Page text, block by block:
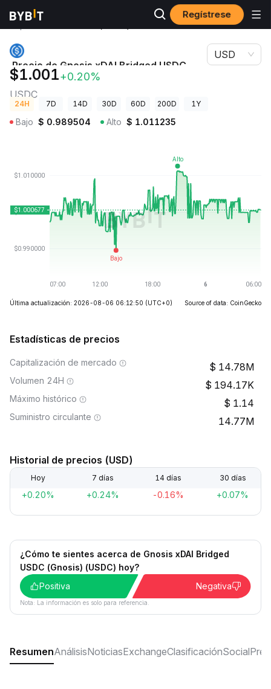
Regístrese
Precios de
Precio de Gnosis xDAI Bridged USDC
Precio de Gnosis xDAI Bridged USDC
(Gnosis)
USDC
$1.001+0.20%
USD
24H 7D 14D 30D 60D 200D 1Y
Bajo $ 0.989504 Alto $ 1.011235
Última actualización: 2026-08-06 06:12:50 (UTC+0) Source of data: CoinGecko
Estadísticas de precios
Capitalización de mercado 14.78M
Volumen 24H 194.17K
Máximo histórico 1.14
Suministro circulante 14.77M
Historial de precios (USD)
Hoy 7 días 14 días 30 días
+0.20% +0.24% -0.16% +0.07%
¿Cómo te sientes acerca de Gnosis xDAI Bridged
USDC (Gnosis) (USDC) hoy?
Positiva
Negativa
Nota: La información es solo para referencia.
ResumenAnálisisNoticiasExchangeClasificaciónSocial